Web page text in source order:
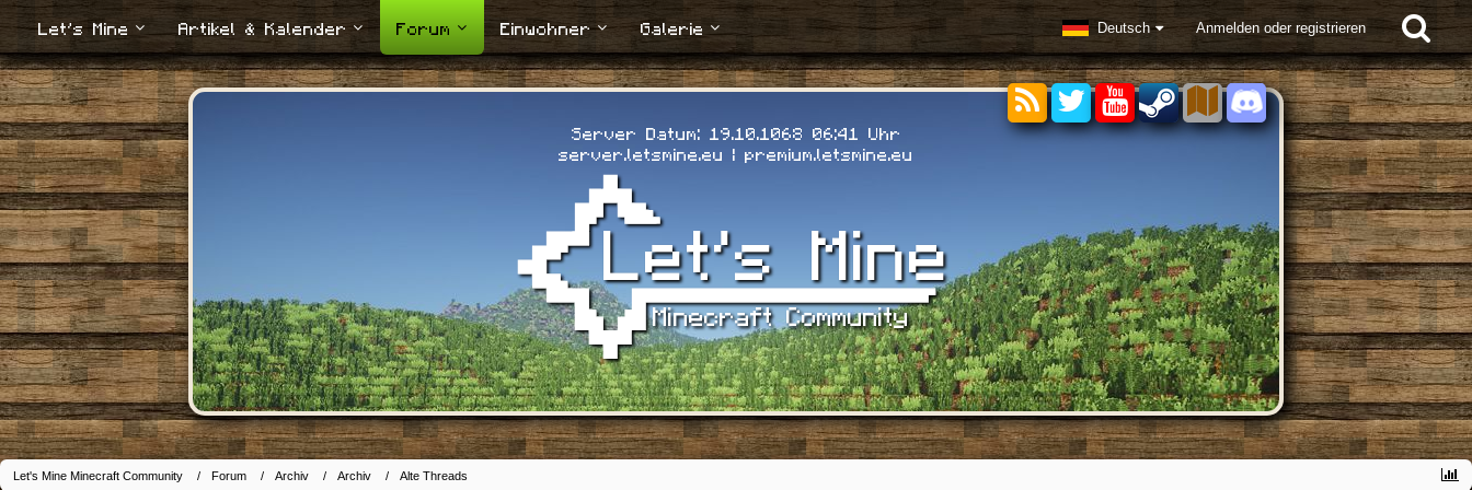
Let's Mine Artikel & Kalender Forum Einwohner Galerie Deutsch Anmelden oder registrieren
Server Datum: 19.10.1068 06:42 Uhr
server.letsmine.eu | premium.letsmine.eu
Let's Mine Minecraft Community Forum Archiv Archiv Alte Threads